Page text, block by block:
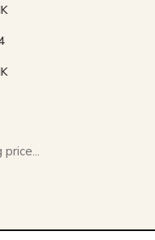
price...